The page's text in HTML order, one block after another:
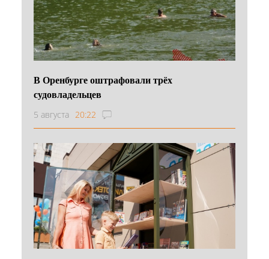
В Оренбурге оштрафовали трёх
судовладельцев
5 августа 20:22